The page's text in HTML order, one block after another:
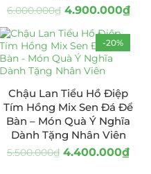
6.000.000₫ 4.900.000₫
-20%
Chậu Lan Tiểu Hồ Điệp
Tím Hồng Mix Sen Đá Để
Bàn – Món Quà Ý Nghĩa
Dành Tặng Nhân Viên
5.500.000₫ 4.400.000₫